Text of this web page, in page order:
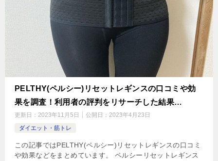
PELTHY(ペルシー)リセットレギンスの口コミや効
果を調査！利用者の評判をリサーチした結果…
更新日： 2023年11月5日 公開日： 2023年4月23日
ダイエット・筋トレ
この記事ではPELTHY(ペルシー)リセットレギンスの口コミ
や効果などをまとめています。 ペルシーリセットレギンス